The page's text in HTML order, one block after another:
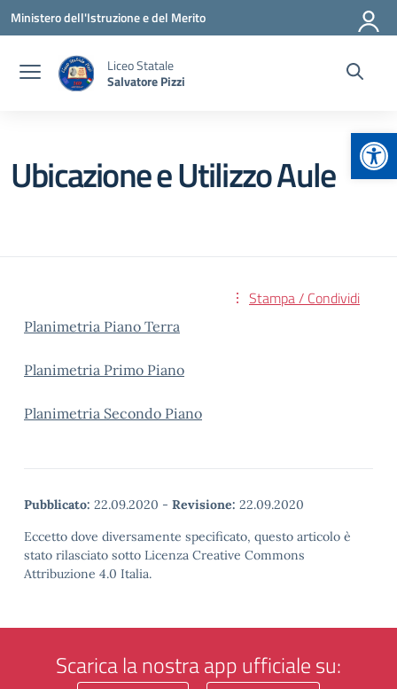
Vai ai contenuti
Vai al menu di navigazione
Vai al footer
Ministero dell'Istruzione e del Merito
Liceo Statale
Salvatore Pizzi
Ubicazione e Utilizzo Aule
Stampa / Condividi
Planimetria Piano Terra
Planimetria Primo Piano
Planimetria Secondo Piano
Pubblicato: 22.09.2020 - Revisione: 22.09.2020
Eccetto dove diversamente specificato, questo articolo è
stato rilasciato sotto Licenza Creative Commons
Attribuzione 4.0 Italia.
Scarica la nostra app ufficiale su: